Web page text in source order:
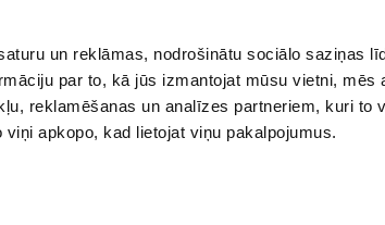
un reklāmas, nodrošinātu sociālo saziņas
par to, kā jūs izmantojat mūsu vietni, mēs
reklamēšanas un analīzes partneriem, kuri to
apkopo, kad lietojat viņu pakalpojumus.